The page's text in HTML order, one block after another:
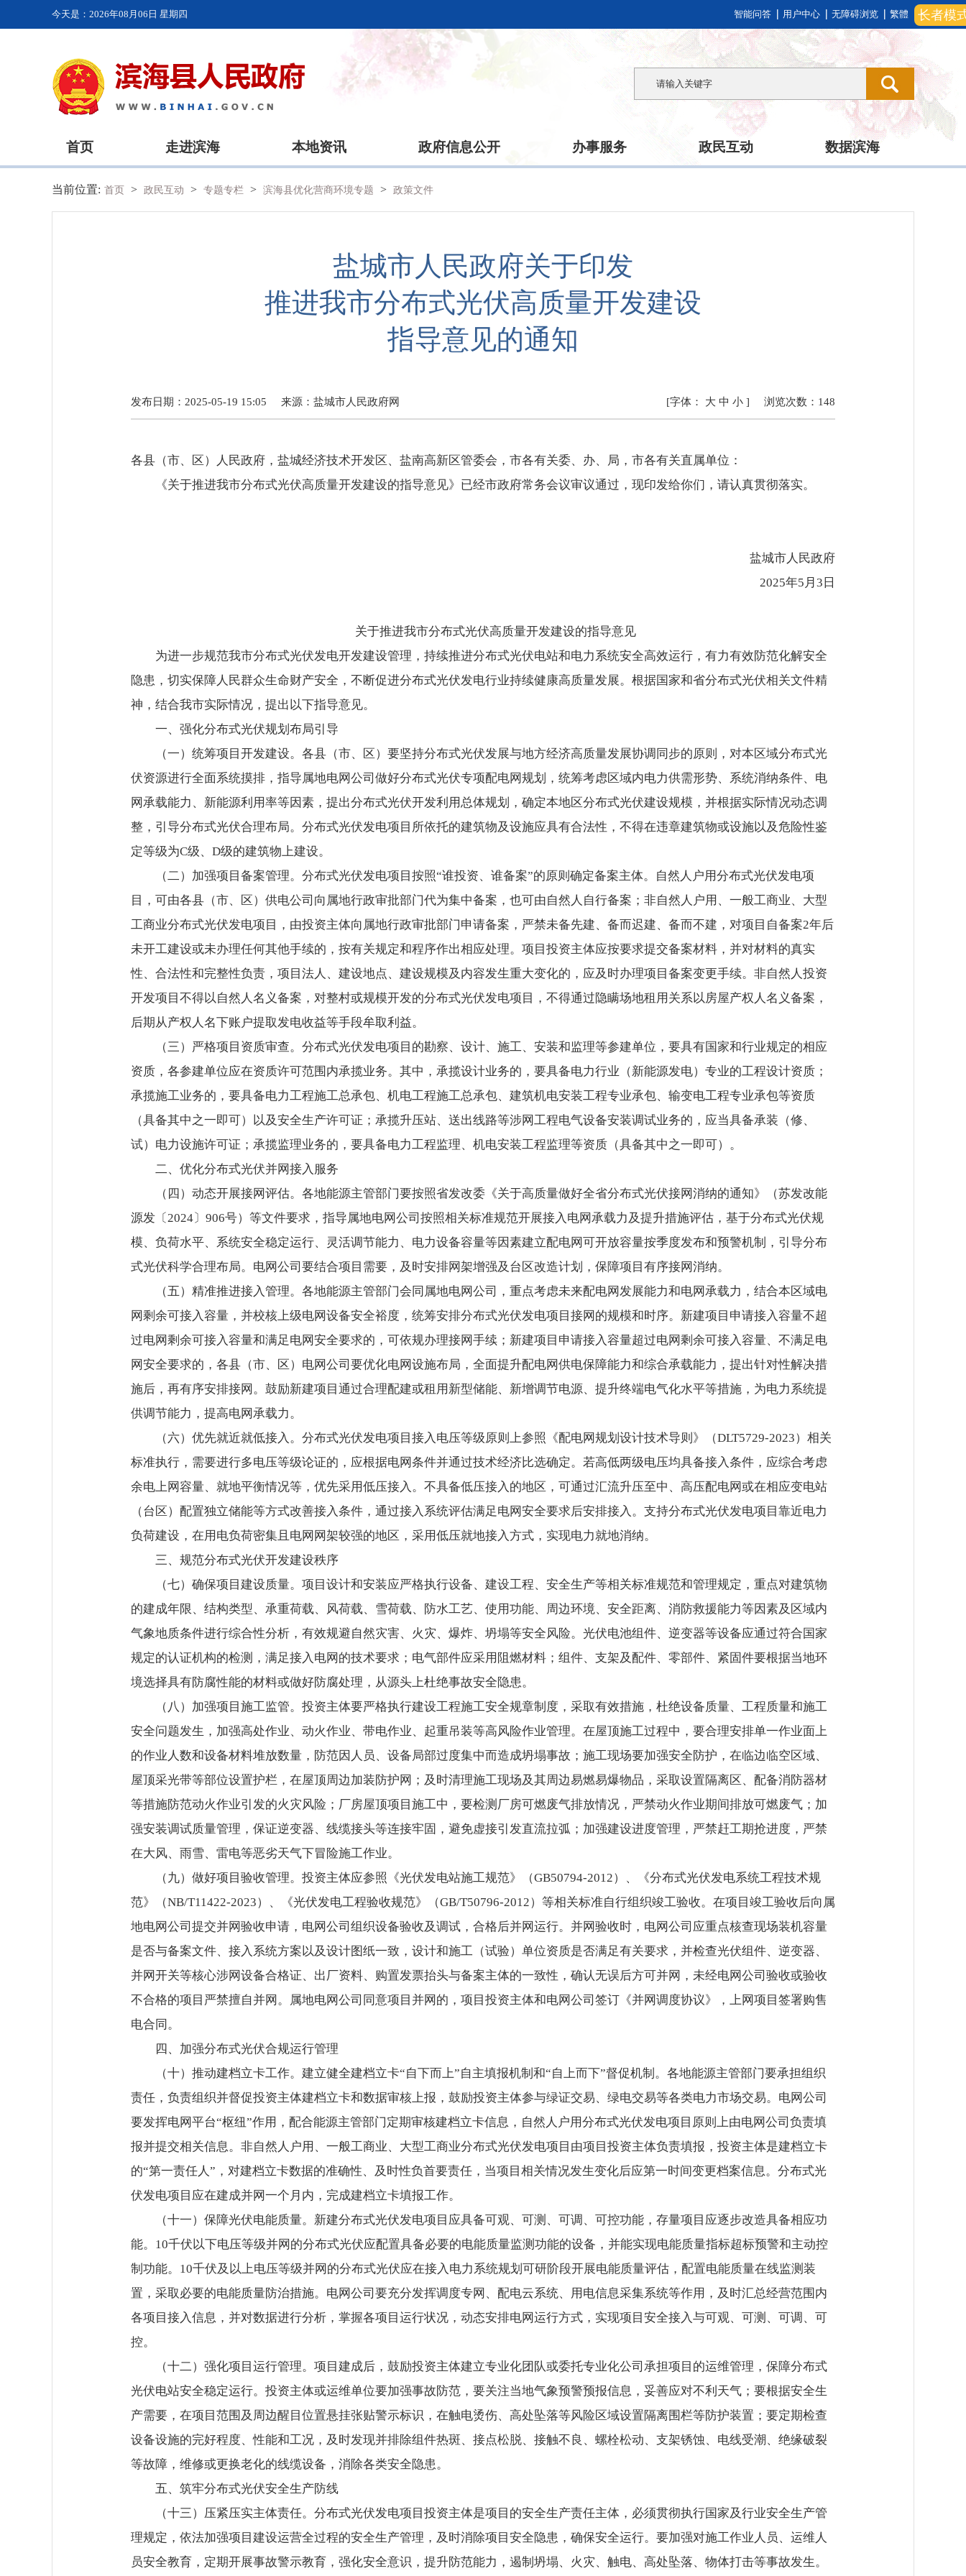
长者模
今天是： 2026年08月06日 星期四 智能问答 用户中心 无障碍浏览 繁體
首页 走进滨海 本地资讯 政府信息公开 办事服务 政民互动 数据滨海
当前位置: 首页 > 政民互动 > 专题专栏 > 滨海县优化营商环境专题 > 政策文件
盐城市人民政府关于印发
推进我市分布式光伏高质量开发建设
指导意见的通知
发布日期：2025-05-19 15:05 来源： 盐城市人民政府网 浏览次数： 148
[字体： 大 中 小 ]
各县（市、区）人民政府，盐城经济技术开发区、盐南高新区管委会，市各有关委、办、局，市各有关直属单位：
《关于推进我市分布式光伏高质量开发建设的指导意见》已经市政府常务会议审议通过，现印发给你们，请认真贯彻落实。
盐城市人民政府
2025年5月3日
关于推进我市分布式光伏高质量开发建设的指导意见
为进一步规范我市分布式光伏发电开发建设管理，持续推进分布式光伏电站和电力系统安全高效运行，有力有效防范化解安全
隐患，切实保障人民群众生命财产安全，不断促进分布式光伏发电行业持续健康高质量发展。根据国家和省分布式光伏相关文件精
神，结合我市实际情况，提出以下指导意见。
一、强化分布式光伏规划布局引导
（一）统筹项目开发建设。各县（市、区）要坚持分布式光伏发展与地方经济高质量发展协调同步的原则，对本区域分布式光
伏资源进行全面系统摸排，指导属地电网公司做好分布式光伏专项配电网规划，统筹考虑区域内电力供需形势、系统消纳条件、电
网承载能力、新能源利用率等因素，提出分布式光伏开发利用总体规划，确定本地区分布式光伏建设规模，并根据实际情况动态调
整，引导分布式光伏合理布局。分布式光伏发电项目所依托的建筑物及设施应具有合法性，不得在违章建筑物或设施以及危险性鉴
定等级为C级、D级的建筑物上建设。
（二）加强项目备案管理。分布式光伏发电项目按照“谁投资、谁备案”的原则确定备案主体。自然人户用分布式光伏发电项
目，可由各县（市、区）供电公司向属地行政审批部门代为集中备案，也可由自然人自行备案；非自然人户用、一般工商业、大型
工商业分布式光伏发电项目，由投资主体向属地行政审批部门申请备案，严禁未备先建、备而迟建、备而不建，对项目自备案2年后
未开工建设或未办理任何其他手续的，按有关规定和程序作出相应处理。项目投资主体应按要求提交备案材料，并对材料的真实
性、合法性和完整性负责，项目法人、建设地点、建设规模及内容发生重大变化的，应及时办理项目备案变更手续。非自然人投资
开发项目不得以自然人名义备案，对整村或规模开发的分布式光伏发电项目，不得通过隐瞒场地租用关系以房屋产权人名义备案，
后期从产权人名下账户提取发电收益等手段牟取利益。
（三）严格项目资质审查。分布式光伏发电项目的勘察、设计、施工、安装和监理等参建单位，要具有国家和行业规定的相应
资质，各参建单位应在资质许可范围内承揽业务。其中，承揽设计业务的，要具备电力行业（新能源发电）专业的工程设计资质；
承揽施工业务的，要具备电力工程施工总承包、机电工程施工总承包、建筑机电安装工程专业承包、输变电工程专业承包等资质
（具备其中之一即可）以及安全生产许可证；承揽升压站、送出线路等涉网工程电气设备安装调试业务的，应当具备承装（修、
试）电力设施许可证；承揽监理业务的，要具备电力工程监理、机电安装工程监理等资质（具备其中之一即可）。
二、优化分布式光伏并网接入服务
（四）动态开展接网评估。各地能源主管部门要按照省发改委《关于高质量做好全省分布式光伏接网消纳的通知》（苏发改能
源发〔2024〕906号）等文件要求，指导属地电网公司按照相关标准规范开展接入电网承载力及提升措施评估，基于分布式光伏规
模、负荷水平、系统安全稳定运行、灵活调节能力、电力设备容量等因素建立配电网可开放容量按季度发布和预警机制，引导分布
式光伏科学合理布局。电网公司要结合项目需要，及时安排网架增强及台区改造计划，保障项目有序接网消纳。
（五）精准推进接入管理。各地能源主管部门会同属地电网公司，重点考虑未来配电网发展能力和电网承载力，结合本区域电
网剩余可接入容量，并校核上级电网设备安全裕度，统筹安排分布式光伏发电项目接网的规模和时序。新建项目申请接入容量不超
过电网剩余可接入容量和满足电网安全要求的，可依规办理接网手续；新建项目申请接入容量超过电网剩余可接入容量、不满足电
网安全要求的，各县（市、区）电网公司要优化电网设施布局，全面提升配电网供电保障能力和综合承载能力，提出针对性解决措
施后，再有序安排接网。鼓励新建项目通过合理配建或租用新型储能、新增调节电源、提升终端电气化水平等措施，为电力系统提
供调节能力，提高电网承载力。
（六）优先就近就低接入。分布式光伏发电项目接入电压等级原则上参照《配电网规划设计技术导则》（DLT5729-2023）相关
标准执行，需要进行多电压等级论证的，应根据电网条件并通过技术经济比选确定。若高低两级电压均具备接入条件，应综合考虑
余电上网容量、就地平衡情况等，优先采用低压接入。不具备低压接入的地区，可通过汇流升压至中、高压配电网或在相应变电站
（台区）配置独立储能等方式改善接入条件，通过接入系统评估满足电网安全要求后安排接入。支持分布式光伏发电项目靠近电力
负荷建设，在用电负荷密集且电网网架较强的地区，采用低压就地接入方式，实现电力就地消纳。
三、规范分布式光伏开发建设秩序
（七）确保项目建设质量。项目设计和安装应严格执行设备、建设工程、安全生产等相关标准规范和管理规定，重点对建筑物
的建成年限、结构类型、承重荷载、风荷载、雪荷载、防水工艺、使用功能、周边环境、安全距离、消防救援能力等因素及区域内
气象地质条件进行综合性分析，有效规避自然灾害、火灾、爆炸、坍塌等安全风险。光伏电池组件、逆变器等设备应通过符合国家
规定的认证机构的检测，满足接入电网的技术要求；电气部件应采用阻燃材料；组件、支架及配件、零部件、紧固件要根据当地环
境选择具有防腐性能的材料或做好防腐处理，从源头上杜绝事故安全隐患。
（八）加强项目施工监管。投资主体要严格执行建设工程施工安全规章制度，采取有效措施，杜绝设备质量、工程质量和施工
安全问题发生，加强高处作业、动火作业、带电作业、起重吊装等高风险作业管理。在屋顶施工过程中，要合理安排单一作业面上
的作业人数和设备材料堆放数量，防范因人员、设备局部过度集中而造成坍塌事故；施工现场要加强安全防护，在临边临空区域、
屋顶采光带等部位设置护栏，在屋顶周边加装防护网；及时清理施工现场及其周边易燃易爆物品，采取设置隔离区、配备消防器材
等措施防范动火作业引发的火灾风险；厂房屋顶项目施工中，要检测厂房可燃废气排放情况，严禁动火作业期间排放可燃废气；加
强安装调试质量管理，保证逆变器、线缆接头等连接牢固，避免虚接引发直流拉弧；加强建设进度管理，严禁赶工期抢进度，严禁
在大风、雨雪、雷电等恶劣天气下冒险施工作业。
（九）做好项目验收管理。投资主体应参照《光伏发电站施工规范》（GB50794-2012）、《分布式光伏发电系统工程技术规
范》（NB/T11422-2023）、《光伏发电工程验收规范》（GB/T50796-2012）等相关标准自行组织竣工验收。在项目竣工验收后向属
地电网公司提交并网验收申请，电网公司组织设备验收及调试，合格后并网运行。并网验收时，电网公司应重点核查现场装机容量
是否与备案文件、接入系统方案以及设计图纸一致，设计和施工（试验）单位资质是否满足有关要求，并检查光伏组件、逆变器、
并网开关等核心涉网设备合格证、出厂资料、购置发票抬头与备案主体的一致性，确认无误后方可并网，未经电网公司验收或验收
不合格的项目严禁擅自并网。属地电网公司同意项目并网的，项目投资主体和电网公司签订《并网调度协议》，上网项目签署购售
电合同。
四、加强分布式光伏合规运行管理
（十）推动建档立卡工作。建立健全建档立卡“自下而上”自主填报机制和“自上而下”督促机制。各地能源主管部门要承担组织
责任，负责组织并督促投资主体建档立卡和数据审核上报，鼓励投资主体参与绿证交易、绿电交易等各类电力市场交易。电网公司
要发挥电网平台“枢纽”作用，配合能源主管部门定期审核建档立卡信息，自然人户用分布式光伏发电项目原则上由电网公司负责填
报并提交相关信息。非自然人户用、一般工商业、大型工商业分布式光伏发电项目由项目投资主体负责填报，投资主体是建档立卡
的“第一责任人”，对建档立卡数据的准确性、及时性负首要责任，当项目相关情况发生变化后应第一时间变更档案信息。分布式光
伏发电项目应在建成并网一个月内，完成建档立卡填报工作。
（十一）保障光伏电能质量。新建分布式光伏发电项目应具备可观、可测、可调、可控功能，存量项目应逐步改造具备相应功
能。10千伏以下电压等级并网的分布式光伏应配置具备必要的电能质量监测功能的设备，并能实现电能质量指标超标预警和主动控
制功能。10千伏及以上电压等级并网的分布式光伏应在接入电力系统规划可研阶段开展电能质量评估，配置电能质量在线监测装
置，采取必要的电能质量防治措施。电网公司要充分发挥调度专网、配电云系统、用电信息采集系统等作用，及时汇总经营范围内
各项目接入信息，并对数据进行分析，掌握各项目运行状况，动态安排电网运行方式，实现项目安全接入与可观、可测、可调、可
控。
（十二）强化项目运行管理。项目建成后，鼓励投资主体建立专业化团队或委托专业化公司承担项目的运维管理，保障分布式
光伏电站安全稳定运行。投资主体或运维单位要加强事故防范，要关注当地气象预警预报信息，妥善应对不利天气；要根据安全生
产需要，在项目范围及周边醒目位置悬挂张贴警示标识，在触电烫伤、高处坠落等风险区域设置隔离围栏等防护装置；要定期检查
设备设施的完好程度、性能和工况，及时发现并排除组件热斑、接点松脱、接触不良、螺栓松动、支架锈蚀、电线受潮、绝缘破裂
等故障，维修或更换老化的线缆设备，消除各类安全隐患。
五、筑牢分布式光伏安全生产防线
（十三）压紧压实主体责任。分布式光伏发电项目投资主体是项目的安全生产责任主体，必须贯彻执行国家及行业安全生产管
理规定，依法加强项目建设运营全过程的安全生产管理，及时消除项目安全隐患，确保安全运行。要加强对施工作业人员、运维人
员安全教育，定期开展事故警示教育，强化安全意识，提升防范能力，遏制坍塌、火灾、触电、高处坠落、物体打击等事故发生。